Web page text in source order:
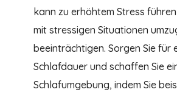
kann zu erhöhtem Stress
mit stressigen Situationen
beeinträchtigen. Sorgen Sie für
Schlafdauer und schaffen Sie
Schlafumgebung, indem Sie